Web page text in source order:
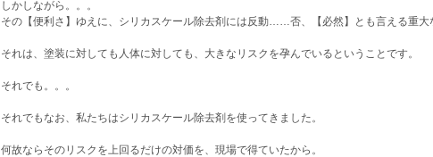
しかしながら。。。
その【便利さ】ゆえに、シリカスケール除去剤には反動……否、【必然】とも言える重大
それは、塗装に対しても人体に対しても、大きなリスクを孕んでいるということです。
それでも。。。
それでもなお、私たちはシリカスケール除去剤を使ってきました。
何故ならそのリスクを上回るだけの対価を、現場で得ていたから。